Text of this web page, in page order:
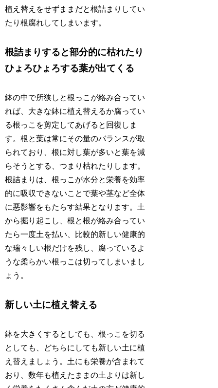
植え替えをせずままだと根詰まりしてい
たり根腐れしてしまいます。
根詰まりすると部分的に枯れたり
ひょろひょろする葉が出てくる
鉢の中で所狭しと根っこが絡み合ってい
れば、大きな鉢に植え替えるか腐ってい
る根っこを剪定してあげると回復しま
す。根と葉は常にその量のバランスが取
られており、根に対し葉が多いと葉を減
らそうとする、つまり枯れたりします。
根詰まりは、根っこが水分と栄養を効率
的に吸収できないことで葉や茎など全体
に悪影響をもたらす結果となります。土
から掘り起こし、根と根が絡み合ってい
たら一度土を払い、比較的新しい健康的
な瑞々しい根だけを残し、腐っているよ
うな柔らかい根っこは切ってしまいまし
ょう。
新しい土に植え替える
鉢を大きくするとしても、根っこを切る
としても、どちらにしても新しい土に植
え替えましょう。土にも栄養が含まれて
おり、数年も植えたままの土よりは新し